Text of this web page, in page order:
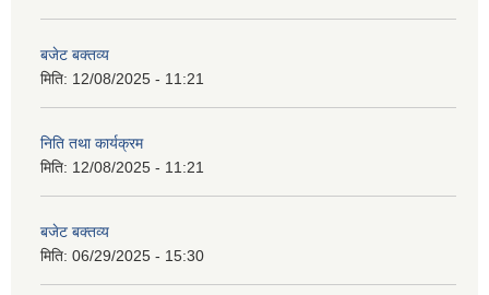
बजेट बक्तव्य
मिति: 12/08/2025 - 11:21
निति तथा कार्यक्रम
मिति: 12/08/2025 - 11:21
बजेट बक्तव्य
मिति: 06/29/2025 - 15:30